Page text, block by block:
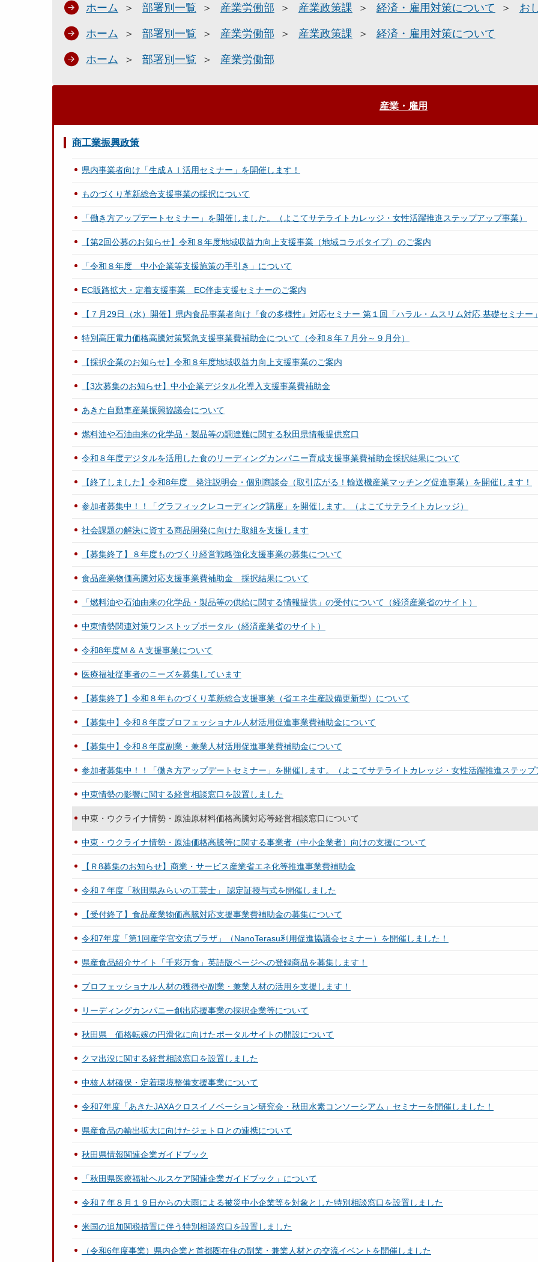
ホーム 部署別一覧 産業労働部 産業政策課 経済・雇用対策について お
ホーム 部署別一覧 産業労働部 産業政策課 経済・雇用対策について
ホーム 部署別一覧 産業労働部
産業・雇用
商工業振興政策
県内事業者向け「生成ＡＩ活用セミナー」を開催します！
ものづくり革新総合支援事業の採択について
「働き方アップデートセミナー」を開催しました。（よこてサテライトカレッジ・女性活躍推進ステップアップ事業）
【第2回公募のお知らせ】令和８年度地域収益力向上支援事業（地域コラボタイプ）のご案内
「令和８年度 中小企業等支援施策の手引き」について
EC販路拡大・定着支援事業 EC伴走支援セミナーのご案内
【７月29日（水）開催】県内食品事業者向け『食の多様性』対応セミナー 第１回「ハラル・ムスリム対応 基礎セミナ
特別高圧電力価格高騰対策緊急支援事業費補助金について（令和８年７月分～９月分）
【採択企業のお知らせ】令和８年度地域収益力向上支援事業のご案内
【3次募集のお知らせ】中小企業デジタル化導入支援事業費補助金
あきた自動車産業振興協議会について
燃料油や石油由来の化学品・製品等の調達難に関する秋田県情報提供窓口
令和８年度デジタルを活用した食のリーディングカンパニー育成支援事業費補助金採択結果について
【終了しました】令和8年度 発注説明会・個別商談会（取引広がる！輸送機産業マッチング促進事業）を開催します！
参加者募集中！！「グラフィックレコーディング講座」を開催します。（よこてサテライトカレッジ）
社会課題の解決に資する商品開発に向けた取組を支援します
【募集終了】８年度ものづくり経営戦略強化支援事業の募集について
食品産業物価高騰対応支援事業費補助金 採択結果について
「燃料油や石油由来の化学品・製品等の供給に関する情報提供」の受付について（経済産業省のサイト）
中東情勢関連対策ワンストップポータル（経済産業省のサイト）
令和8年度Ｍ＆Ａ支援事業について
医療福祉従事者のニーズを募集しています
【募集終了】令和８年ものづくり革新総合支援事業（省エネ生産設備更新型）について
【募集中】令和８年度プロフェッショナル人材活用促進事業費補助金について
【募集中】令和８年度副業・兼業人材活用促進事業費補助金について
参加者募集中！！「働き方アップデートセミナー」を開催します。（よこてサテライトカレッジ・女性活躍推進ステッ
中東情勢の影響に関する経営相談窓口を設置しました
中東・ウクライナ情勢・原油原材料価格高騰対応等経営相談窓口について
中東・ウクライナ情勢・原油価格高騰等に関する事業者（中小企業者）向けの支援について
【Ｒ8募集のお知らせ】商業・サービス産業省エネ化等推進事業費補助金
令和７年度「秋田県みらいの工芸士」 認定証授与式を開催しました
【受付終了】食品産業物価高騰対応支援事業費補助金の募集について
令和7年度「第1回産学官交流プラザ」（NanoTerasu利用促進協議会セミナー）を開催しました！
県産食品紹介サイト「千彩万食」英語版ページへの登録商品を募集します！
プロフェッショナル人材の獲得や副業・兼業人材の活用を支援します！
リーディングカンパニー創出応援事業の採択企業等について
秋田県 価格転嫁の円滑化に向けたポータルサイトの開設について
クマ出没に関する経営相談窓口を設置しました
中核人材確保・定着環境整備支援事業について
令和7年度「あきたJAXAクロスイノベーション研究会・秋田水素コンソーシアム」セミナーを開催しました！
県産食品の輸出拡大に向けたジェトロとの連携について
秋田県情報関連企業ガイドブック
「秋田県医療福祉ヘルスケア関連企業ガイドブック」について
令和７年８月１９日からの大雨による被災中小企業等を対象とした特別相談窓口を設置しました
米国の追加関税措置に伴う特別相談窓口を設置しました
（令和6年度事業）県内企業と首都圏在住の副業・兼業人材との交流イベントを開催しました